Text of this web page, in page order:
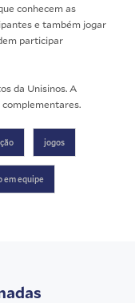
conhecem as
e também jogar
participar
da Unisinos. A
jogos
em equipe